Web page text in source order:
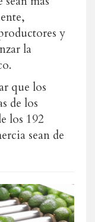
y
la
que los
de los
los 192
sean de